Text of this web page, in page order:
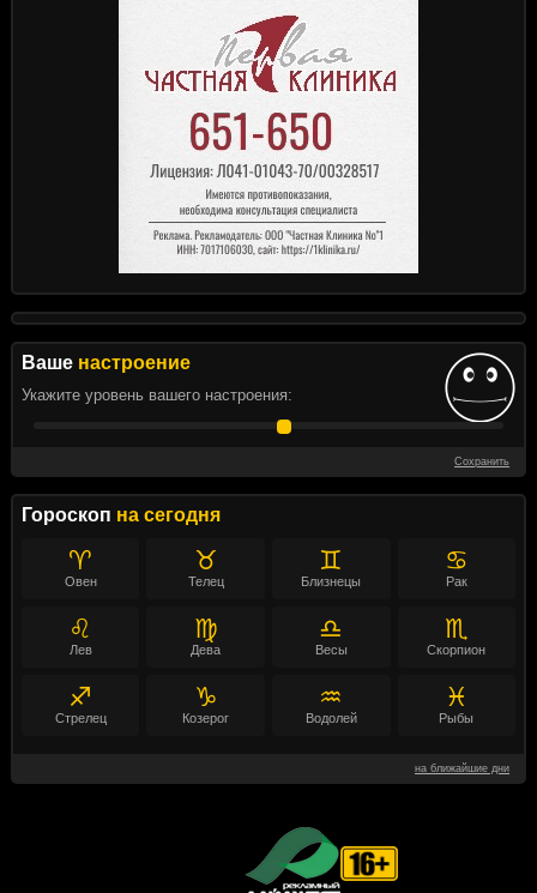
Ваше настроение
Укажите уровень вашего настроения:
Сохранить
Гороскоп на сегодня
♈
Овен
♉
Телец
♊
Близнецы
♋
Рак
♌
Лев
♍
Дева
♎
Весы
♏
Скорпион
♐
Стрелец
♑
Козерог
♒
Водолей
♓
Рыбы
на ближайшие дни